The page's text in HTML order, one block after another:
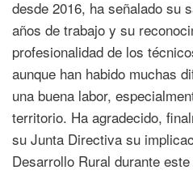
desde 2016, ha señalado su
años de trabajo y su
profesionalidad de los
aunque han habido muchas
una buena labor,
territorio. Ha agradecido,
su Junta Directiva su
Desarrollo Rural durante